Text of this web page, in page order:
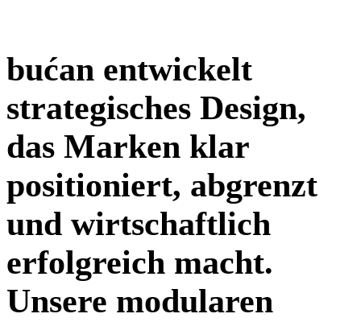
bućan entwickelt
strategisches Design,
das Marken klar
positioniert, abgrenzt
und wirtschaftlich
erfolgreich macht.
Unsere modularen